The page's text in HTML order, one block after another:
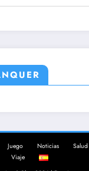
Juego Noticias Salud
Viaje